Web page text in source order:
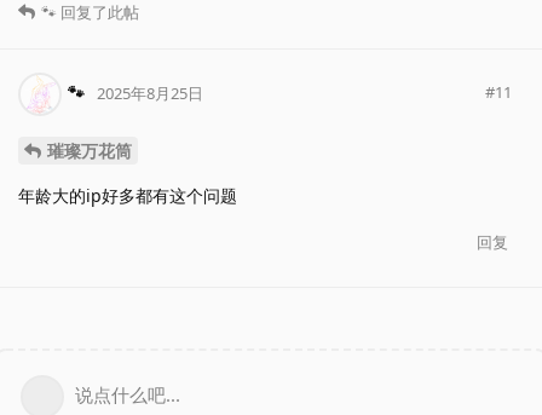
🐾 回复了此帖
🐾 2025年8月25日 #11
璀璨万花筒
年龄大的ip好多都有这个问题
回复
说点什么吧...